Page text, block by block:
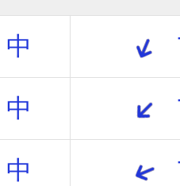
中
中
中